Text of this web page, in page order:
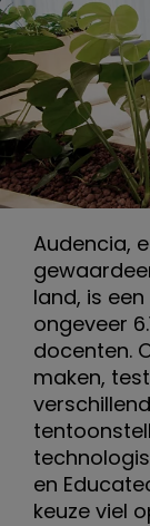
Audencia,
land, is
ongeveer
docenten.
maken,
en
keuze viel